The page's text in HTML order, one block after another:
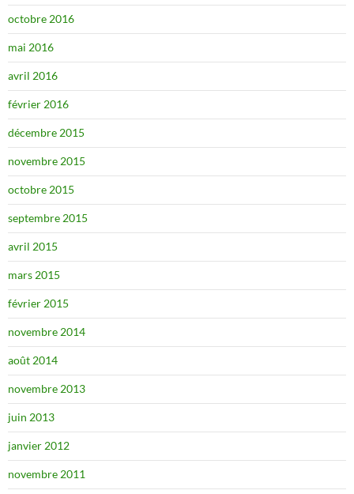
octobre 2016
mai 2016
avril 2016
février 2016
décembre 2015
novembre 2015
octobre 2015
septembre 2015
avril 2015
mars 2015
février 2015
novembre 2014
août 2014
novembre 2013
juin 2013
janvier 2012
novembre 2011